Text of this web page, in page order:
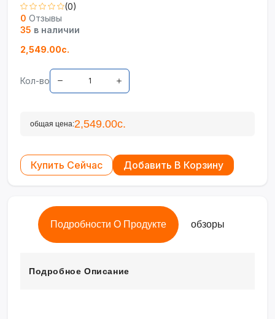
(0)
0 Отзывы
35 в наличии
2,549.00с.
Кол-во
общая цена:2,549.00с.
Купить Сейчас Добавить В Корзину
Подробности О Продукте обзоры
Подробное Описание